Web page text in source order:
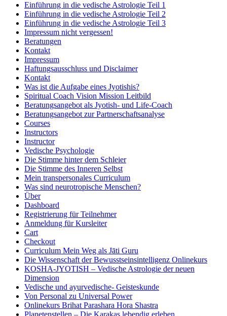
Einführung in die vedische Astrologie Teil 1
Einführung in die vedische Astrologie Teil 2
Einführung in die vedische Astrologie Teil 3
Impressum nicht vergessen!
Beratungen
Kontakt
Impressum
Haftungsausschluss und Disclaimer
Kontakt
Was ist die Aufgabe eines Jyotishis?
Spiritual Coach Vision Mission Leitbild
Beratungsangebot als Jyotish- und Life-Coach
Beratungsangebot zur Partnerschaftsanalyse
Courses
Instructors
Instructor
Vedische Psychologie
Die Stimme hinter dem Schleier
Die Stimme des Inneren Selbst
Mein transpersonales Curriculum
Was sind neurotropische Menschen?
Über
Dashboard
Registrierung für Teilnehmer
Anmeldung für Kursleiter
Cart
Checkout
Curriculum Mein Weg als Jāti Guru
Die Wissenschaft der Bewusstseinsintelligenz Onlinekurs
KOSHA-JYOTISH – Vedische Astrologie der neuen
Dimension
Vedische und ayurvedische- Geisteskunde
Von Personal zu Universal Power
Onlinekurs Brihat Parashara Hora Shastra